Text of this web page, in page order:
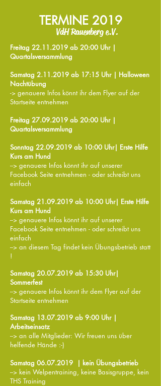
TERMINE 2019
VdH Rauenberg e.V.
Freitag 22.11.2019 ab 20:00 Uhr |
Quartalsversammlung
Samstag 2.11.2019 ab 17:15 Uhr | Halloween
Nachtübung
-> genauere Infos könnt ihr dem Flyer auf der
Startseite entnehmen
Freitag 27.09.2019 ab 20:00 Uhr |
Quartalsversammlung
Sonntag 22.09.2019 ab 10:00 Uhr| Erste Hilfe
Kurs am Hund
--> genauere Infos könnt ihr auf unserer
Facebook Seite entnehmen - oder schreibt uns
einfach
Samstag 21.09.2019 ab 10:00 Uhr| Erste Hilfe
Kurs am Hund
--> genauere Infos könnt ihr auf unserer
Facebook Seite entnehmen - oder schreibt uns
einfach
--> an diesem Tag findet kein Übungsbetrieb statt
!
Samstag 20.07.2019 ab 15:30 Uhr|
Sommerfest
--> genauere Infos könnt ihr dem Flyer auf der
Startseite entnehmen
Samstag 13.07.2019 ab 9:00 Uhr |
Arbeitseinsatz
--> an alle Mitglieder: Wir freuen uns über
helfende Hände :-)
Samstag 06.07.2019
| kein Übungsbetrieb
--> kein Welpentraining, keine Basisgruppe, kein
THS Training